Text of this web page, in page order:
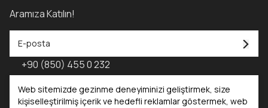
Web sitemizde gezinme deneyiminizi geliştirmek, size
kişiselleştirilmiş içerik ve hedefli reklamlar göstermek, web
Aramıza Katılın!
+90 (850) 455 0 232
Konfor Mobilya Kataloğu - 2025